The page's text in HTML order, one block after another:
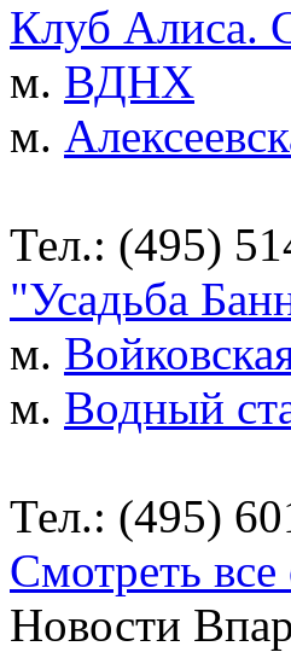
Клуб Алиса.
м. ВДНХ
м.
Тел.: (495)
"Усадьба
м.
м. Водный
Тел.: (495)
Смотреть
Новости